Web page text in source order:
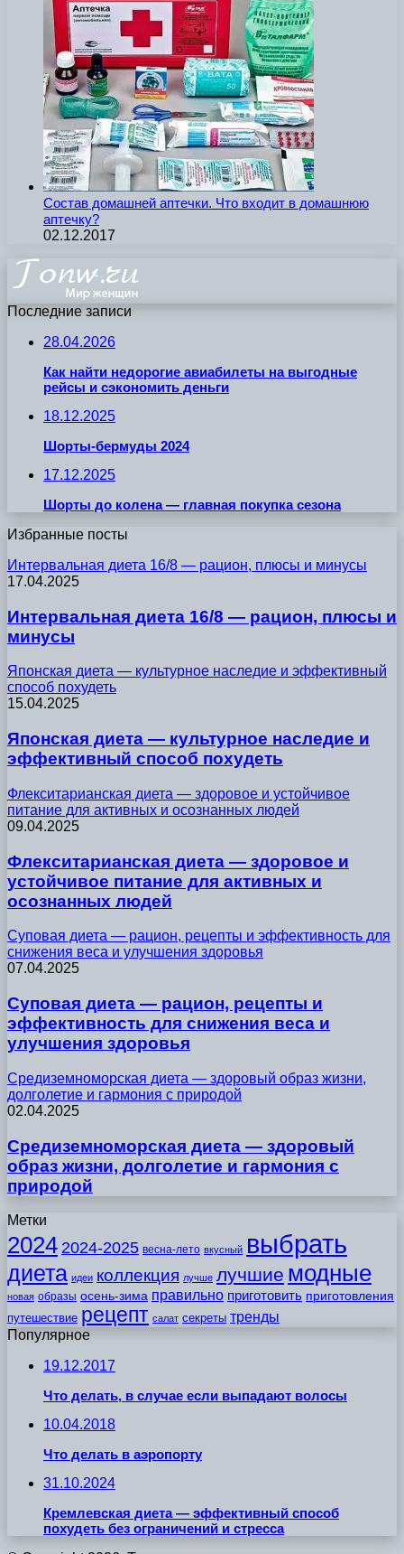
Состав домашней аптечки. Что входит в домашнюю
аптечку?
02.12.2017
Последние записи
28.04.2026
Как найти недорогие авиабилеты на выгодные
рейсы и сэкономить деньги
18.12.2025
Шорты-бермуды 2024
17.12.2025
Шорты до колена — главная покупка сезона
Избранные посты
Интервальная диета 16/8 — рацион, плюсы и минусы
17.04.2025
Интервальная диета 16/8 — рацион, плюсы и
минусы
Японская диета — культурное наследие и эффективный
способ похудеть
15.04.2025
Японская диета — культурное наследие и
эффективный способ похудеть
Флекситарианская диета — здоровое и устойчивое
питание для активных и осознанных людей
09.04.2025
Флекситарианская диета — здоровое и
устойчивое питание для активных и
осознанных людей
Суповая диета — рацион, рецепты и эффективность для
снижения веса и улучшения здоровья
07.04.2025
Суповая диета — рацион, рецепты и
эффективность для снижения веса и
улучшения здоровья
Средиземноморская диета — здоровый образ жизни,
долголетие и гармония с природой
02.04.2025
Средиземноморская диета — здоровый
образ жизни, долголетие и гармония с
природой
Метки
2024 2024-2025 весна-лето вкусный выбрать
диета идеи коллекция лучше лучшие модные
новая образы осень-зима правильно приготовить приготовления
путешествие рецепт салат секреты тренды
Популярное
19.12.2017
Что делать, в случае если выпадают волосы
10.04.2018
Что делать в аэропорту
31.10.2024
Кремлевская диета — эффективный способ
похудеть без ограничений и стресса